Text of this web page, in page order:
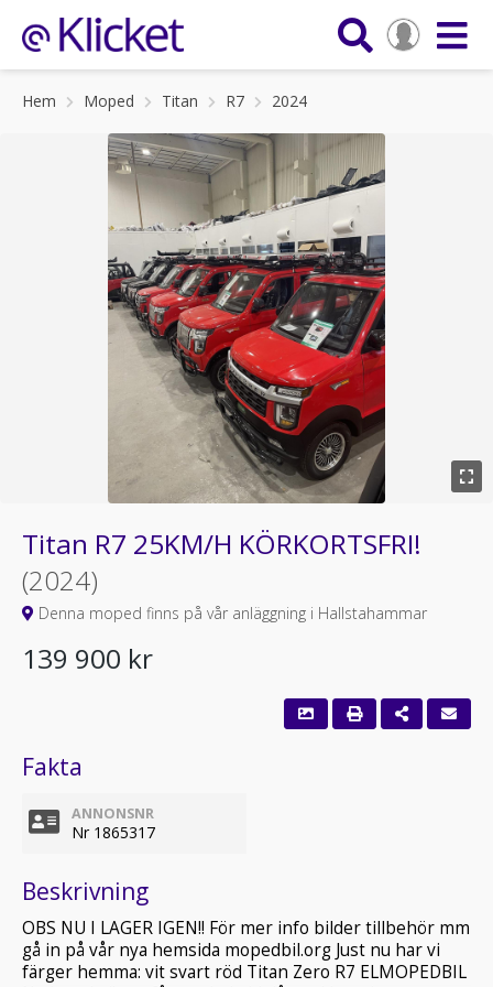
Hem Moped Titan R7 2024
Titan R7 25KM/H KÖRKORTSFRI!
(2024)
Denna moped finns på vår anläggning i Hallstahammar
139 900 kr
Fakta
ANNONSNR
Nr 1865317
Beskrivning
OBS NU I LAGER IGEN!! För mer info bilder tillbehör mm
gå in på vår nya hemsida mopedbil.org Just nu har vi
färger hemma: vit svart röd Titan Zero R7 ELMOPEDBIL